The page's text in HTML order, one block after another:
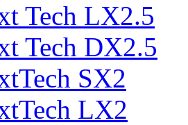
Tech LX2.5
Tech DX2.5
SX2
LX2